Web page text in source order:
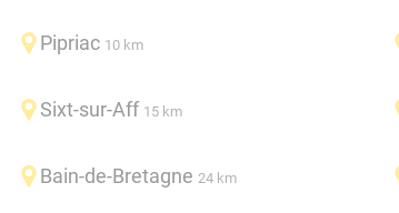
Pipriac 10 km
Sixt-sur-Aff 15 km
Bain-de-Bretagne 24 km